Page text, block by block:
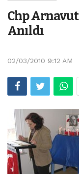
Chp
Anıldı
02/03/2010 9:12 AM